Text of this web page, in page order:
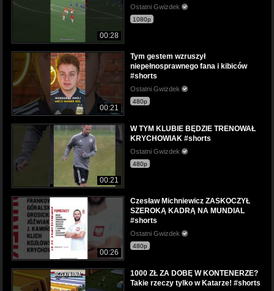
00:28
Ostatni Gwizdek
1080p
00:21
Tym gestem wzruszył
niepełnosprawnego fana i kibiców
#shorts
Ostatni Gwizdek
480p
00:21
W TYM KLUBIE BĘDZIE TRENOWAŁ
KRYCHOWIAK #shorts
Ostatni Gwizdek
480p
00:26
Czesław Michniewicz ZASKOCZYŁ
SZEROKĄ KADRĄ NA MUNDIAL
#shorts
Ostatni Gwizdek
480p
1000 ZŁ ZA DOBĘ W KONTENERZE?
Takie rzeczy tylko w Katarze! #shorts